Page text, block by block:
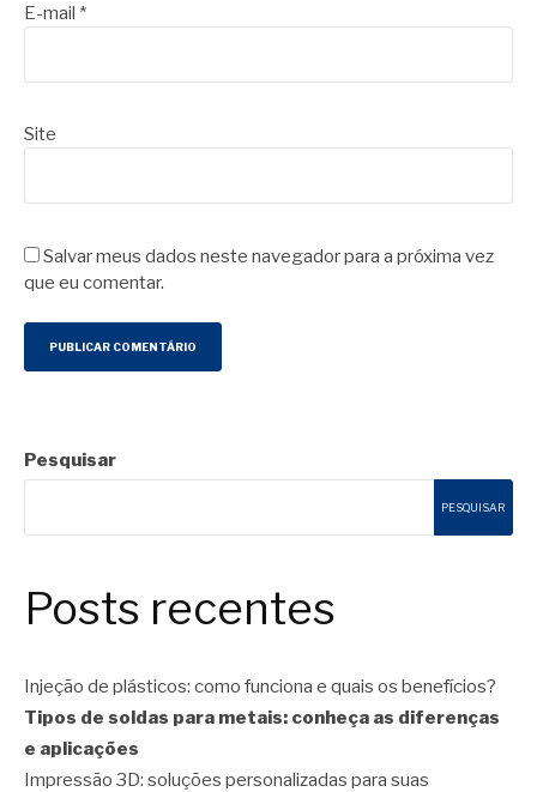
E-mail *
Site
Salvar meus dados neste navegador para a próxima vez
que eu comentar.
Pesquisar
PESQUISAR
Posts recentes
Injeção de plásticos: como funciona e quais os benefícios?
Tipos de soldas para metais: conheça as diferenças
e aplicações
Impressão 3D: soluções personalizadas para suas